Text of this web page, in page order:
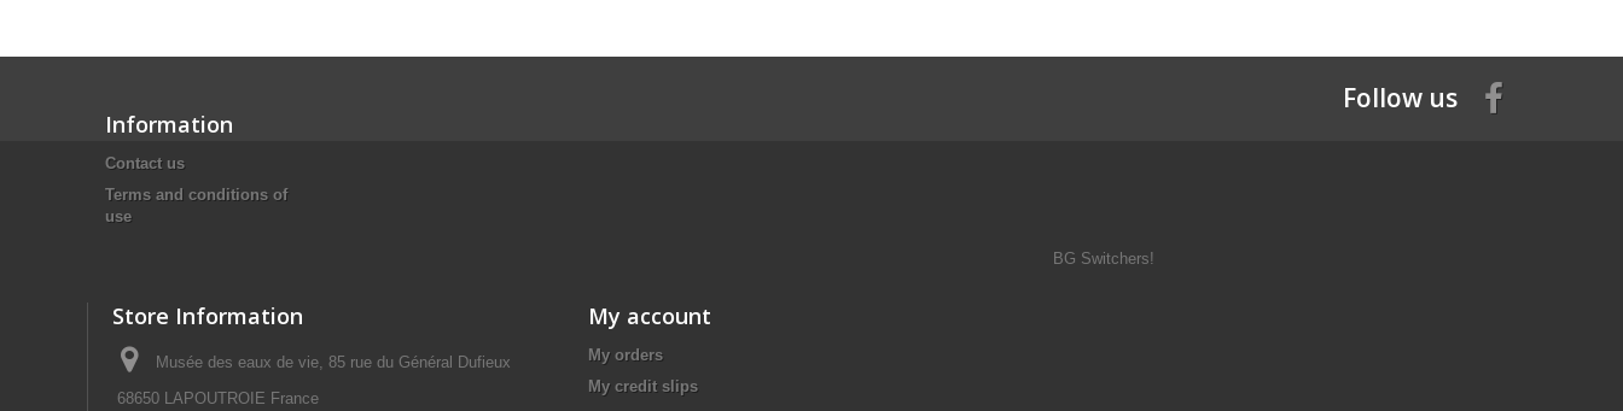
Information
Contact us
Terms and conditions of
use
Follow us
Store Information
Musée des eaux de vie, 85 rue du Général Dufieux
68650 LAPOUTROIE France
My account
My orders
My credit slips
BG Switchers!